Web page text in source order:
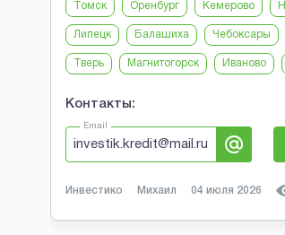
Томск Оренбург Кемерово
Липецк Балашиха Чебоксары
Тверь Магнитогорск Иваново
Контакты:
Email
investik.kredit@mail.ru
Инвестико Михаил 04 июля 2026